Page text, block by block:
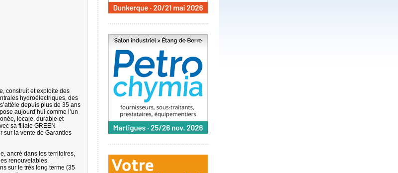
construit et exploite des
hydroélectriques, des
depuis plus de 35 ans
aujourd’hui comme l’un
locale, durable et
sa filiale GREEN-
sur la vente de Garanties
ancré dans les territoires,
renouvelables.
sur le très long terme (35